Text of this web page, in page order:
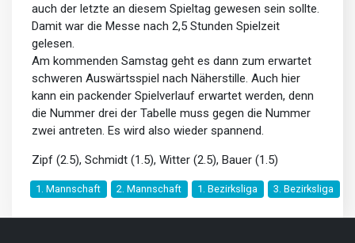
auch der letzte an diesem Spieltag gewesen sein sollte.
Damit war die Messe nach 2,5 Stunden Spielzeit
gelesen.
Am kommenden Samstag geht es dann zum erwartet
schweren Auswärtsspiel nach Näherstille. Auch hier
kann ein packender Spielverlauf erwartet werden, denn
die Nummer drei der Tabelle muss gegen die Nummer
zwei antreten. Es wird also wieder spannend.
Zipf (2.5), Schmidt (1.5), Witter (2.5), Bauer (1.5)
1. Mannschaft 2. Mannschaft 1. Bezirksliga 3. Bezirksliga